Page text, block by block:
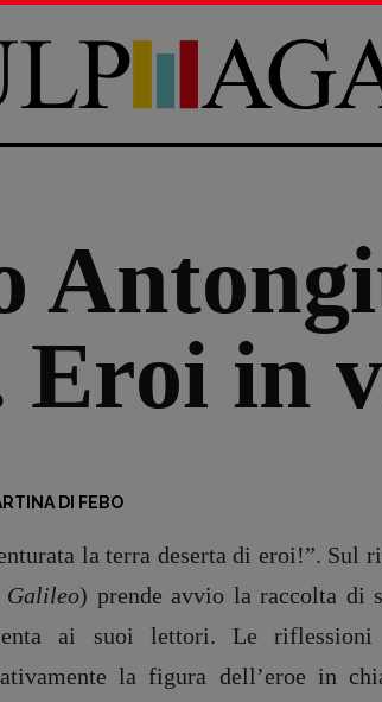
Eroi in
DI FEBO
la terra deserta di eroi!”. Sul
Galileo) prende avvio la raccolta di
ai suoi lettori. Le riflessioni
la figura dell’eroe in